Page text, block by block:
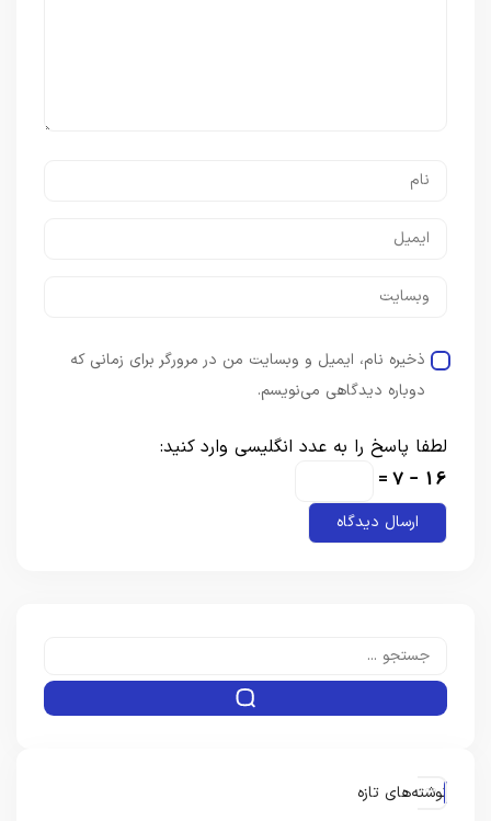
ذخیره نام، ایمیل و وبسایت من در مرورگر برای زمانی که
دوباره دیدگاهی می‌نویسم.
لطفا پاسخ را به عدد انگلیسی وارد کنید:
16 − 7 =
نوشته‌های تازه